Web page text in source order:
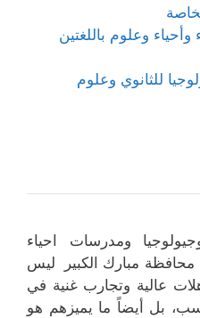
وعلوم باللغتين
للثانوي وعلوم
ومدرسات احياء
محافظة مبارك الكبير ليس
عالية وتجارب غنية في
بل أيضاً ما يميزهم هو